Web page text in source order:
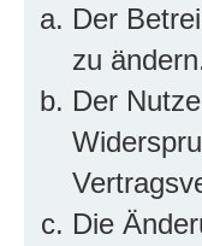
Der
zu
Der
Die